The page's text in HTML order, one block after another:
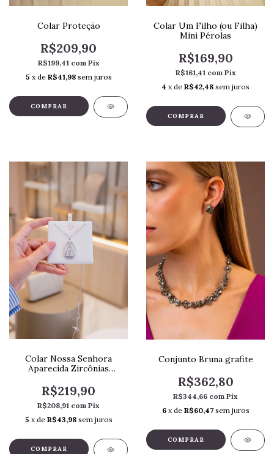
Colar Proteção
R$209,90
R$199,41 com Pix
5 x de R$41,98 sem juros
Colar Um Filho (ou Filha)
Mini Pérolas
R$169,90
R$161,41 com Pix
4 x de R$42,48 sem juros
COMPRAR
Colar Nossa Senhora
Aparecida Zircônias
R$219,90
R$208,91 com Pix
5 x de R$43,98 sem juros
Conjunto Bruna grafite
R$362,80
R$344,66 com Pix
6 x de R$60,47 sem juros